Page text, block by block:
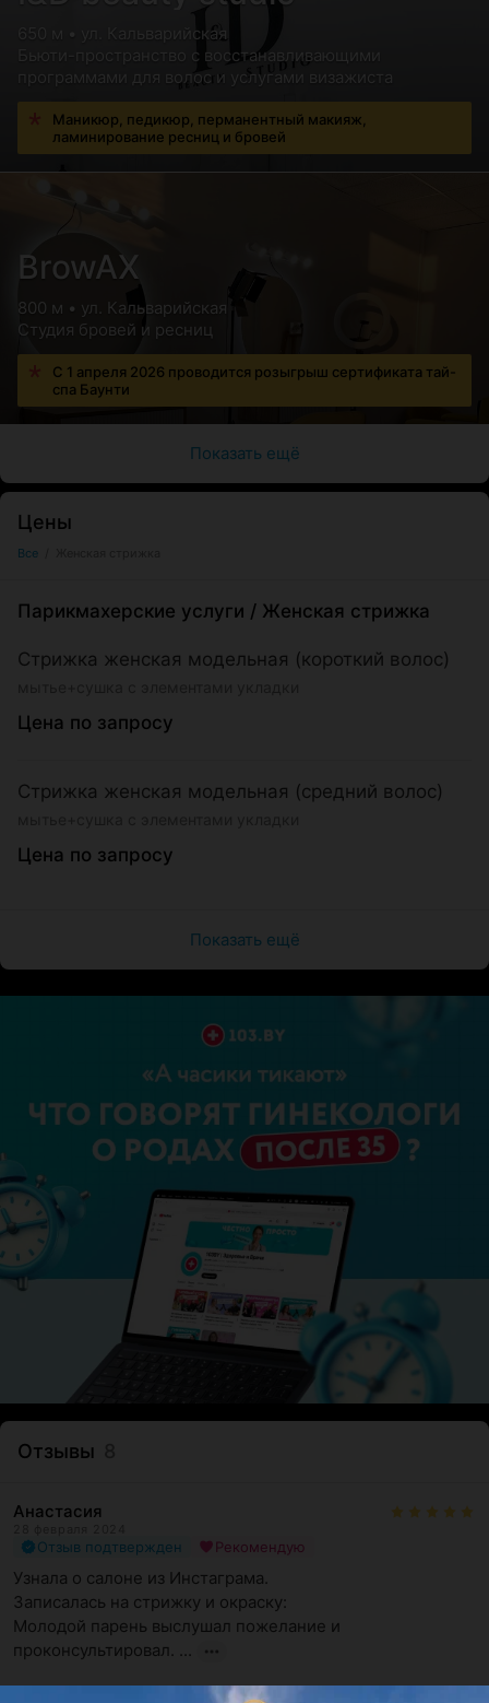
650 м • ул. Кальварийская
Бьюти-пространство с восстанавливающими
программами для волос и услугами визажиста
Маникюр, педикюр, перманентный макияж,
ламинирование ресниц и бровей
BrowAX
800 м • ул. Кальварийская
Студия бровей и ресниц
С 1 апреля 2026 проводится розыгрыш сертификата тай-
спа Баунти
Показать ещё
Цены
Все
Парикмахерские услуги / Женская стрижка
Стрижка женская модельная (короткий волос)
Цена по запросу
Стрижка женская модельная (средний волос)
Цена по запросу
Показать ещё
Отзывы
Анастасия
Отзыв подтвержден Рекомендую
Узнала о салоне из Инстаграма.
Записалась на стрижку и окраску:
Молодой парень выслушал пожелание и
проконсультировал. ...